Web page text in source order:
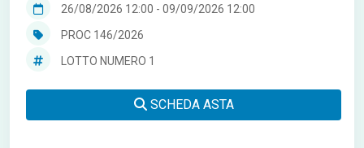
26/08/2026 12:00 - 09/09/2026 12:00
PROC 146/2026
LOTTO NUMERO 1
SCHEDA ASTA